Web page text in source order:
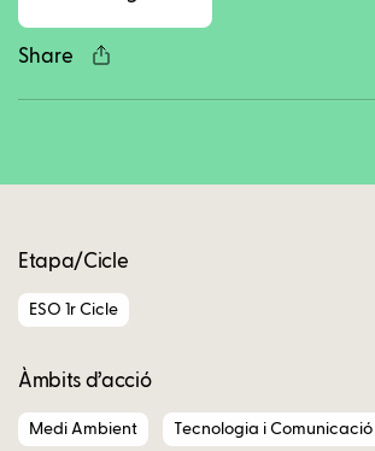
Share
Etapa/Cicle
ESO 1r Cicle
Àmbits d’acció
Medi Ambient Tecnologia i Comunicació